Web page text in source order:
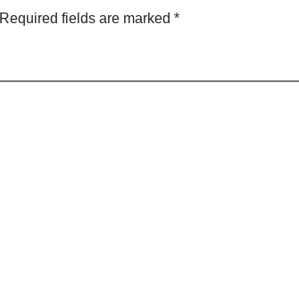
Required fields are marked *